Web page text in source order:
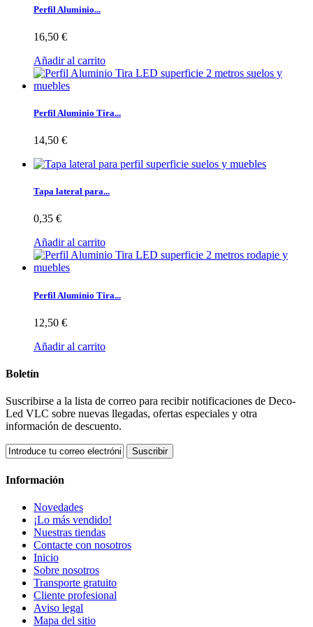
Perfil Aluminio...
16,50 €
Añadir al carrito
Perfil Aluminio Tira...
14,50 €
Tapa lateral para...
0,35 €
Añadir al carrito
Perfil Aluminio Tira...
12,50 €
Añadir al carrito
Boletín
Suscribirse a la lista de correo para recibir notificaciones de Deco-
Led VLC sobre nuevas llegadas, ofertas especiales y otra
información de descuento.
Suscribir
Información
Novedades
¡Lo más vendido!
Nuestras tiendas
Contacte con nosotros
Inicio
Sobre nosotros
Transporte gratuito
Cliente profesional
Aviso legal
Mapa del sitio